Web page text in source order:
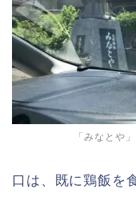
「みなとや
口は、既に鶏飯を